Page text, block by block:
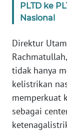
PLTD ke
Nasional
Direktur
tidak hanya
kelistrikan
memperkuat
sebagai
WN
WN
SULBAR
BABEL
WN